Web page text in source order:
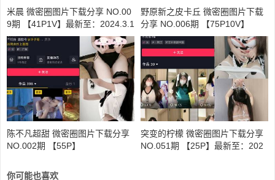
米晨 微密圈图片下载分享 NO.00
9期 【41P1V】最新至：2024.3.1
4
野原新之皮卡丘 微密圈图片下载
分享 NO.006期 【75P10V】
陈不凡超甜 微密圈图片下载分享
NO.002期 【55P】
突变的柠檬 微密圈图片下载分享
NO.051期 【25P】最新至：202
你可能也喜欢